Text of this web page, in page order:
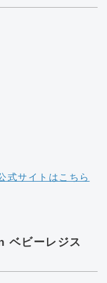
サイトはこちら
ベビーレジス